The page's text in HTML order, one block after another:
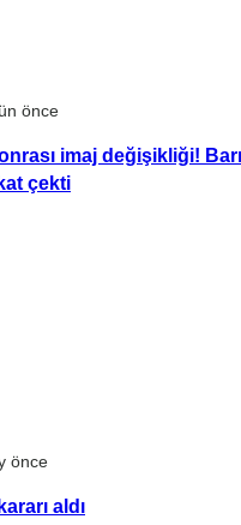
önce
imaj değişikliği!
çekti
önce
aldı